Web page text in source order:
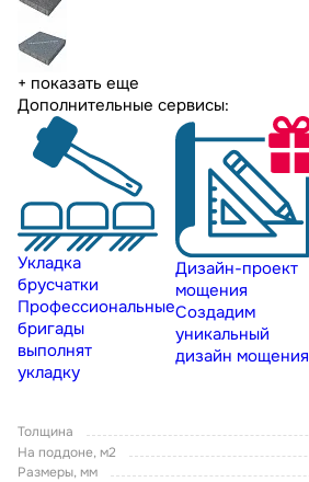
+ показать еще
Дополнительные сервисы:
Укладка
брусчатки
Профессиональные
бригады
выполнят
укладку
Дизайн-проект
мощения
Создадим
уникальный
дизайн мощения
Толщина
На поддоне, м2
Размеры, мм